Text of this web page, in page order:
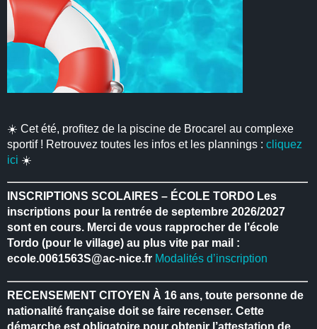
☀️ Cet été, profitez de la piscine de Brocarel au complexe
sportif ! Retrouvez toutes les infos et les plannings :cliquez
ici ☀️
INSCRIPTIONS SCOLAIRES – ÉCOLE TORDO Les
inscriptions pour la rentrée de septembre 2026/2027
sont en cours. Merci de vous rapprocher de l’école
Tordo (pour le village) au plus vite par mail :
ecole.0061563S@ac-nice.fr Modalités d’inscription
RECENSEMENT CITOYEN À 16 ans, toute personne de
nationalité française doit se faire recenser. Cette
démarche est obligatoire pour obtenir l’attestation de